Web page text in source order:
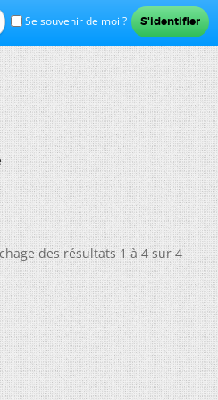
Se souvenir de moi ?
des résultats 1 à 4 sur 4